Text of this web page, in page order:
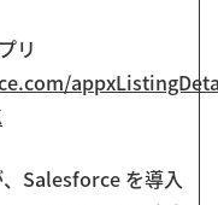
リ
Salesforce を導入